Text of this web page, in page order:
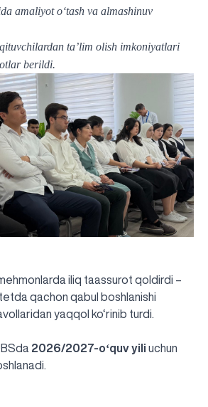
amaliyot oʻtash va almashinuv
taʼlim olish imkoniyatlari
berildi.
iliq taassurot qoldirdi –
qachon qabul boshlanishi
yaqqol ko‘rinib turdi.
2026/2027-oʻquv yili uchun